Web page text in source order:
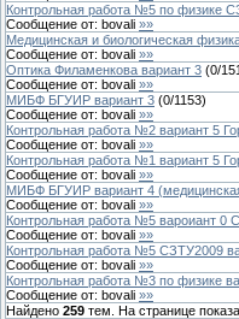
Контрольная работа №5 по физике
Сообщение от: bovali »»
Медицинская и биологическая
Сообщение от: bovali »»
Оптика Филаменкова вариант 3 (0/
Сообщение от: bovali »»
МИБФ БГУИР вариант 3 (0/1153)
Сообщение от: bovali »»
Контрольная работа №2 вариант 5
Сообщение от: bovali »»
Контрольная работа №1 вариант 5
Сообщение от: bovali »»
МИБФ БГУИР вариант 4
Сообщение от: bovali »»
Контрольная работа №5 вароиант 0
Сообщение от: bovali »»
Контрольная работа №5 СЗТУ2009
Сообщение от: bovali »»
Контрольная работа №3 по физике
Сообщение от: bovali »»
Найдено 259 тем. На странице